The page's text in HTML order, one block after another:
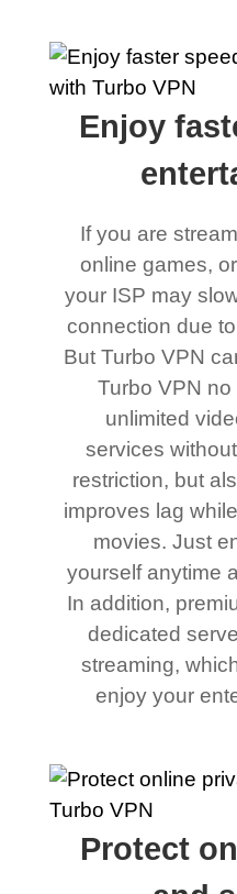
Enjoy
If you are
online games,
your ISP may
connection due
But Turbo VPN
Turbo VPN
unlimited
services
restriction, but
improves lag
movies. Just
yourself anytime
In addition,
dedicated
streaming,
enjoy your
Protect